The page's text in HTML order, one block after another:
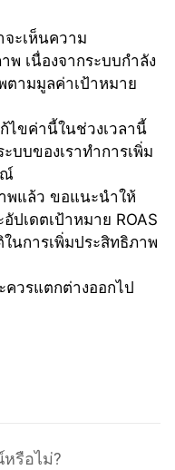
ะเห็นความ
พ เนื่องจากระบบกำลัง
ตามมูลค่าเป้าหมาย
ไขค่านี้ในช่วงเวลานี้
บบของเราทำการเพิ่ม
ณ์
พแล้ว ขอแนะนำให้
ปเดตเป้าหมาย ROAS
นการเพิ่มประสิทธิภาพ
ควรแตกต่างออกไป
รือไม่?